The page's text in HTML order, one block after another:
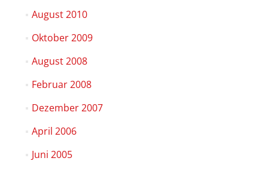
August 2010
Oktober 2009
August 2008
Februar 2008
Dezember 2007
April 2006
Juni 2005